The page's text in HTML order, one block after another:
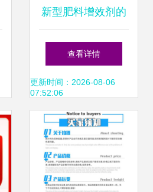
新型肥料增效剂的
功效与推荐
查看详情
更新时间：2026-08-06
07:52:06